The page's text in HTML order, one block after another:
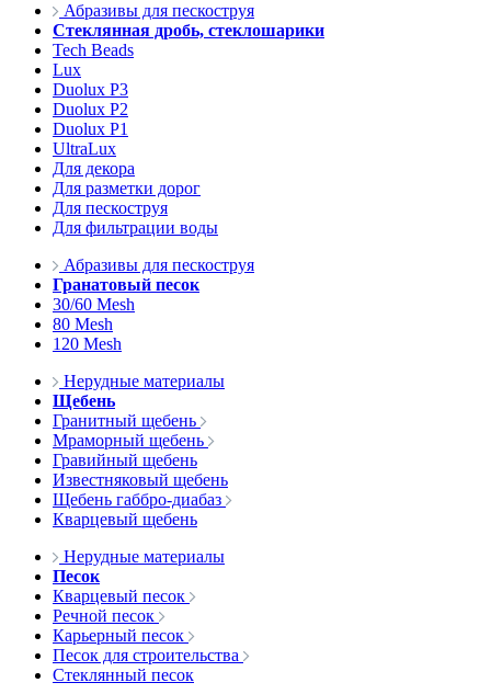
Абразивы для пескоструя
Стеклянная дробь, стеклошарики
Tech Beads
Lux
Duolux P3
Duolux P2
Duolux P1
UltraLux
Для декора
Для разметки дорог
Для пескоструя
Для фильтрации воды
Абразивы для пескоструя
Гранатовый песок
30/60 Mesh
80 Mesh
120 Mesh
Нерудные материалы
Щебень
Гранитный щебень
Мраморный щебень
Гравийный щебень
Известняковый щебень
Щебень габбро-диабаз
Кварцевый щебень
Нерудные материалы
Песок
Кварцевый песок
Речной песок
Карьерный песок
Песок для строительства
Стеклянный песок